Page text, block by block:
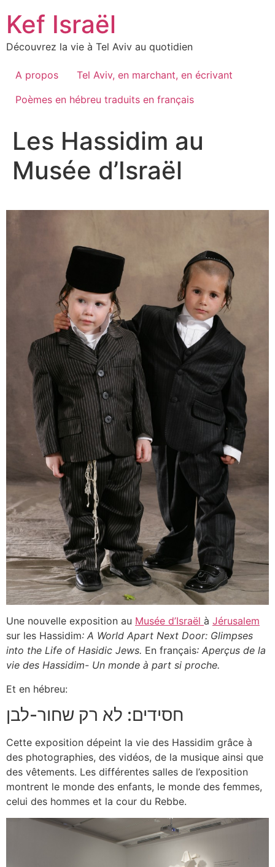
content
Kef Israël
Découvrez la vie à Tel Aviv au quotidien
A propos
Tel Aviv, en marchant, en écrivant
Poèmes en hébreu traduits en français
Les Hassidim au
Musée d’Israël
Une nouvelle exposition au Musée d’Israël à Jérusalem
sur les Hassidim: A World Apart Next Door: Glimpses
into the Life of Hasidic Jews. En français: Aperçus de la
vie des Hassidim- Un monde à part si proche.
Et en hébreu:
חסידים: לא רק שחור-לבן
Cette exposition dépeint la vie des Hassidim grâce à
des photographies, des vidéos, de la musique ainsi que
des vêtements. Les différentes salles de l’exposition
montrent le monde des enfants, le monde des femmes,
celui des hommes et la cour du Rebbe.